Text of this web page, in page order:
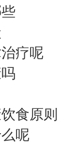
疗呢
食原则
呢